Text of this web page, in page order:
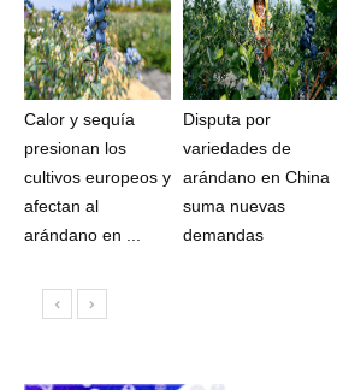
Calor y sequía
presionan los
cultivos europeos y
afectan al
arándano en ...
Disputa por
variedades de
arándano en China
suma nuevas
demandas